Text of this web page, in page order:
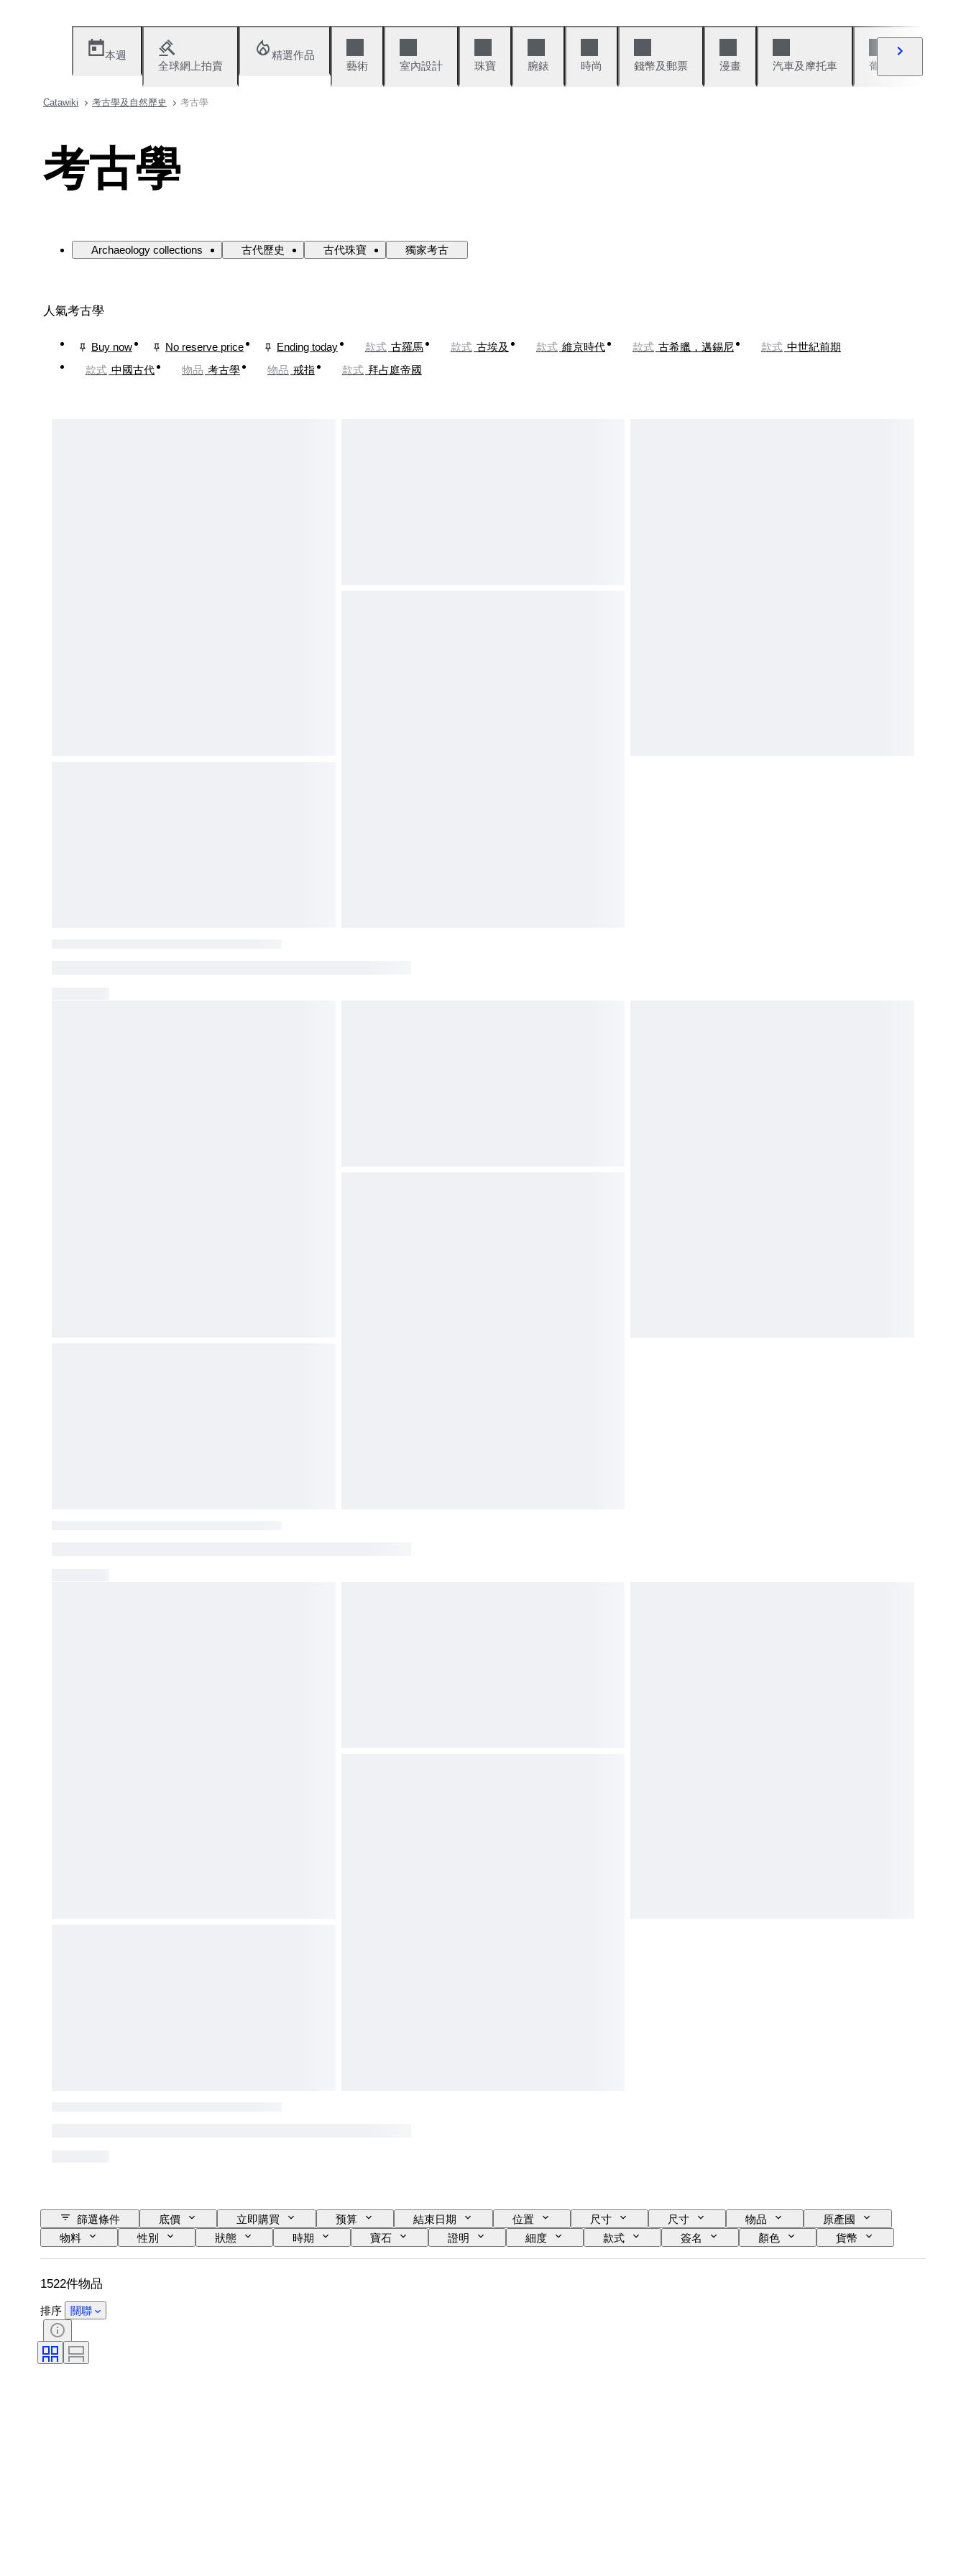
本週
全球網上拍賣
精選作品
藝術
室內設計 珠寶 腕錶 時尚 錢幣及郵票 漫畫 汽車及摩托車 葡萄酒與烈酒
Catawiki 考古學及自然歷史 考古學
考古學
Archaeology collections 古代歷史 古代珠寶 獨家考古
人氣考古學
Buy now No reserve price Ending today 款式 古羅馬 款式 古埃及 款式 維京時代 款式 古希臘，邁錫尼 款式 中世紀前期
款式 中國古代 物品 考古學 物品 戒指 款式 拜占庭帝國
篩選條件 底價 立即購買 预算 結束日期 位置 尺寸 尺寸 物品
原產國
物料
性別 狀態 時期 寶石 證明 細度 款式 簽名 顏色
貨幣
切割
考古學類型 物品尺碼 文化 時代 藝術家 原件/副本 原產地
1522件物品
排序 關聯